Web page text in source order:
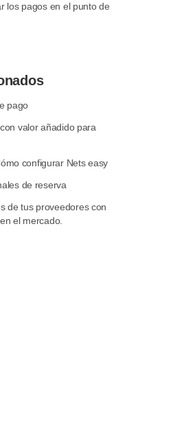
los pagos en el punto de
pago
valor añadido para
configurar Nets easy
de reserva
de tus proveedores con
el mercado.